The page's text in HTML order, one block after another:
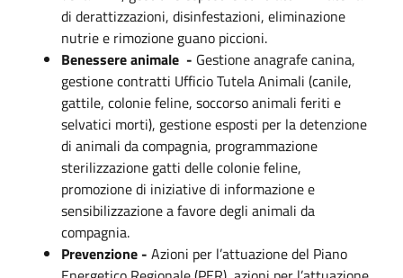
di derattizzazioni, disinfestazioni, eliminazione
nutrie e rimozione guano piccioni.
Benessere animale - Gestione anagrafe canina,
gestione contratti Ufficio Tutela Animali (canile,
gattile, colonie feline, soccorso animali feriti e
selvatici morti), gestione esposti per la detenzione
di animali da compagnia, programmazione
sterilizzazione gatti delle colonie feline,
promozione di iniziative di informazione e
sensibilizzazione a favore degli animali da
compagnia.
Prevenzione - Azioni per l’attuazione del Piano